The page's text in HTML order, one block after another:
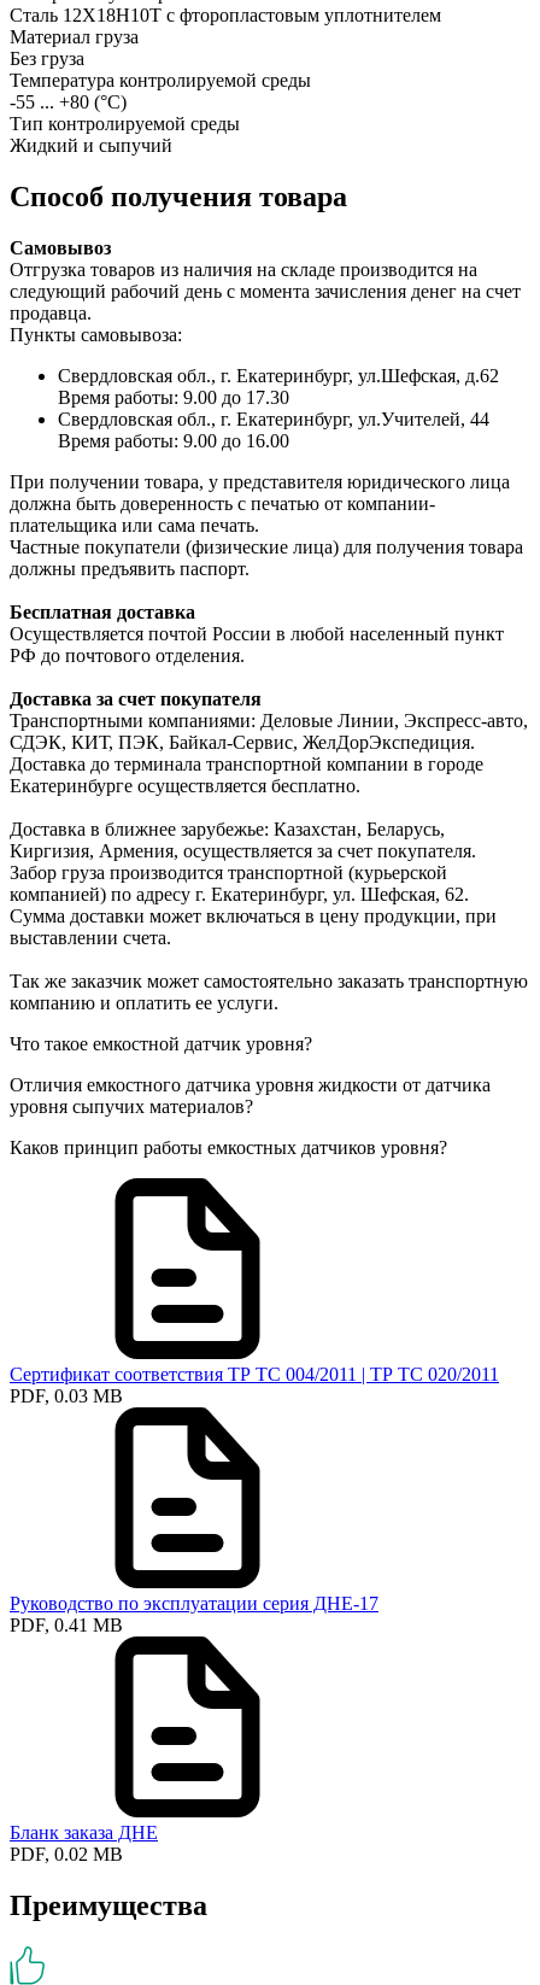
Сталь 12Х18Н10Т с фторопластовым уплотнителем
Материал груза
Без груза
Температура контролируемой среды
-55 ... +80 (°С)
Тип контролируемой среды
Жидкий и сыпучий
Способ получения товара
Самовывоз
Отгрузка товаров из наличия на складе производится на
следующий рабочий день с момента зачисления денег на счет
продавца.
Пункты самовывоза:
Свердловская обл., г. Екатеринбург, ул.Шефская, д.62
Время работы: 9.00 до 17.30
Свердловская обл., г. Екатеринбург, ул.Учителей, 44
Время работы: 9.00 до 16.00
При получении товара, у представителя юридического лица
должна быть доверенность с печатью от компании-
плательщика или сама печать.
Частные покупатели (физические лица) для получения товара
должны предъявить паспорт.
Бесплатная доставка
Осуществляется почтой России в любой населенный пункт
РФ до почтового отделения.
Доставка за счет покупателя
Транспортными компаниями: Деловые Линии, Экспресс-авто,
СДЭК, КИТ, ПЭК, Байкал-Сервис, ЖелДорЭкспедиция.
Доставка до терминала транспортной компании в городе
Екатеринбурге осуществляется бесплатно.
Доставка в ближнее зарубежье: Казахстан, Беларусь,
Киргизия, Армения, осуществляется за счет покупателя.
Забор груза производится транспортной (курьерской
компанией) по адресу г. Екатеринбург, ул. Шефская, 62.
Сумма доставки может включаться в цену продукции, при
выставлении счета.
Так же заказчик может самостоятельно заказать транспортную
компанию и оплатить ее услуги.
Что такое емкостной датчик уровня?
Отличия емкостного датчика уровня жидкости от датчика
уровня сыпучих материалов?
Каков принцип работы емкостных датчиков уровня?
Сертификат соответствия ТР ТС 004/2011 | ТР ТС 020/2011
PDF, 0.03 MB
Руководство по эксплуатации серия ДНЕ-17
PDF, 0.41 MB
Бланк заказа ДНЕ
PDF, 0.02 MB
Преимущества